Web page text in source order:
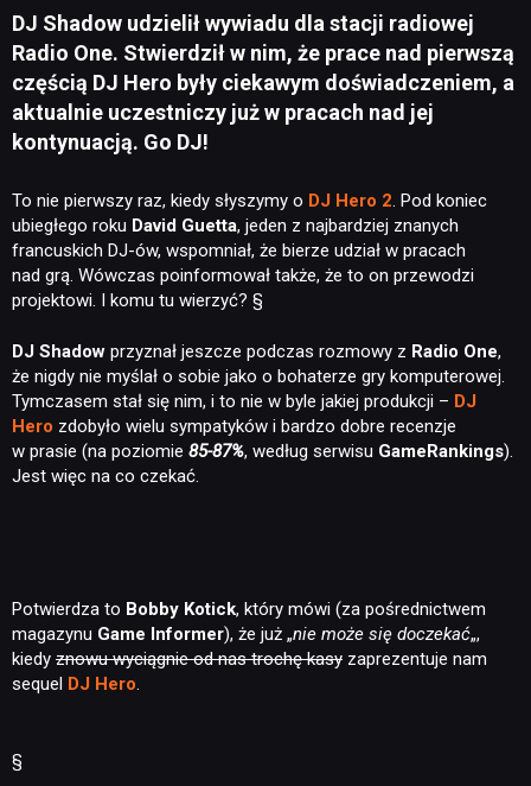
DJ Shadow udzielił wywiadu dla stacji radiowej
Radio One. Stwierdził w nim, że prace nad pierwszą
częścią DJ Hero były ciekawym doświadczeniem, a
aktualnie uczestniczy już w pracach nad jej
kontynuacją. Go DJ!
To nie pierwszy raz, kiedy słyszymy o DJ Hero 2. Pod koniec
ubiegłego roku David Guetta, jeden z najbardziej znanych
francuskich DJ-ów, wspomniał, że bierze udział w pracach
nad grą. Wówczas poinformował także, że to on przewodzi
projektowi. I komu tu wierzyć? §
DJ Shadow przyznał jeszcze podczas rozmowy z Radio One,
że nigdy nie myślał o sobie jako o bohaterze gry komputerowej.
Tymczasem stał się nim, i to nie w byle jakiej produkcji – DJ
Hero zdobyło wielu sympatyków i bardzo dobre recenzje
w prasie (na poziomie 85-87%, według serwisu GameRankings).
Jest więc na co czekać.
Potwierdza to Bobby Kotick, który mówi (za pośrednictwem
magazynu Game Informer), że już „nie może się doczekać„,
kiedy znowu wyciągnie od nas trochę kasy zaprezentuje nam
sequel DJ Hero.
§